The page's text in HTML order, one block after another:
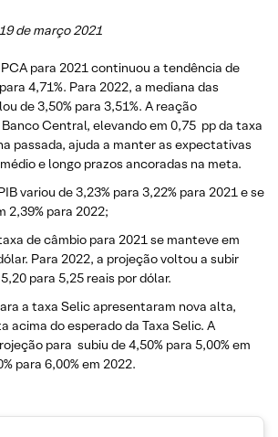
de março 2021
para 2021 continuou a tendência de
4,71%. Para 2022, a mediana das
de 3,50% para 3,51%. A reação
Central, elevando em 0,75 pp da taxa
passada, ajuda a manter as expectativas
e longo prazos ancoradas na meta.
variou de 3,23% para 3,22% para 2021 e se
2,39% para 2022;
de câmbio para 2021 se manteve em
Para 2022, a projeção voltou a subir
para 5,25 reais por dólar.
a taxa Selic apresentaram nova alta,
acima do esperado da Taxa Selic. A
para subiu de 4,50% para 5,00% em
para 6,00% em 2022.